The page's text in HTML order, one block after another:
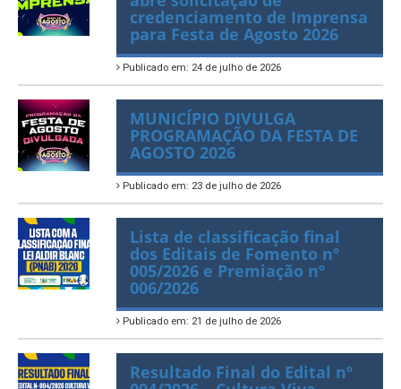
Secretaria de Comunicação
abre solicitação de
credenciamento de Imprensa
para Festa de Agosto 2026
MUNICÍPIO DIVULGA
PROGRAMAÇÃO DA FESTA DE
AGOSTO 2026
Lista de classificação final
dos Editais de Fomento nº
005/2026 e Premiação nº
006/2026